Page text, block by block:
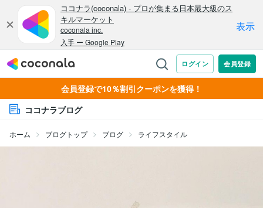
会員登録で10％割引クーポンを獲得！
ココナラブログ
ホーム ブログトップ ブログ ライフスタイル